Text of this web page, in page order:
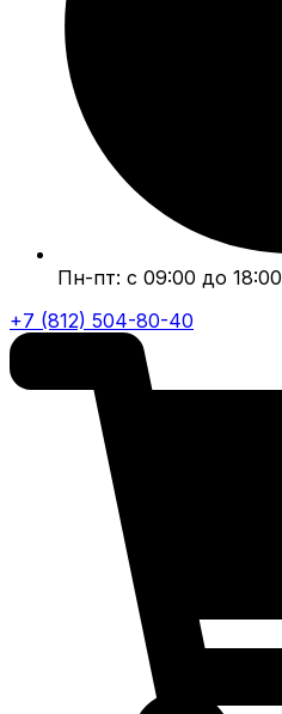
Пн-пт: с 09:00 до 18:00
+7 (812) 504-80-40